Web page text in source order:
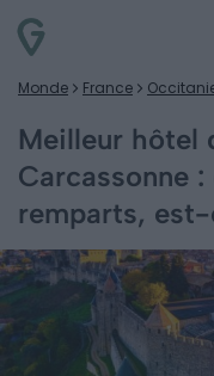
Monde France
Meilleur hôtel
Carcassonne
remparts,